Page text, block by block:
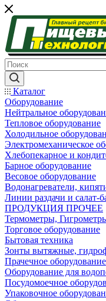
Каталог
Оборудование
Нейтральное
Тепловое оборудование
Холодильное
Электромеханическое
Хлебопекарное и
Барное оборудование
Весовое оборудование
Водонагреватели,
Линии раздачи и салат-
ПРОДУКЦИЯ ПРОЧЕЕ
Термометры,
Торговое оборудование
Бытовая техника
Зонты вытяжные,
Прачечное оборудование
Оборудование для
Посудомоечное
Упаковочное